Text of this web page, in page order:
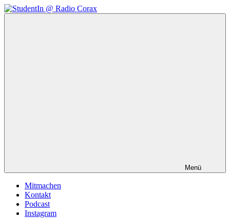
Zum
Inhalt
Menü
Mitmachen
Kontakt
Podcast
Instagram